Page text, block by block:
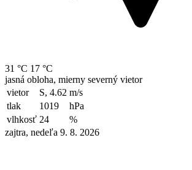
31 °C 17 °C
jasná obloha, mierny severný vietor
vietor
S, 4.62 m/s
tlak
1019
hPa
vlhkosť 24
%
zajtra, nedeľa 9. 8. 2026